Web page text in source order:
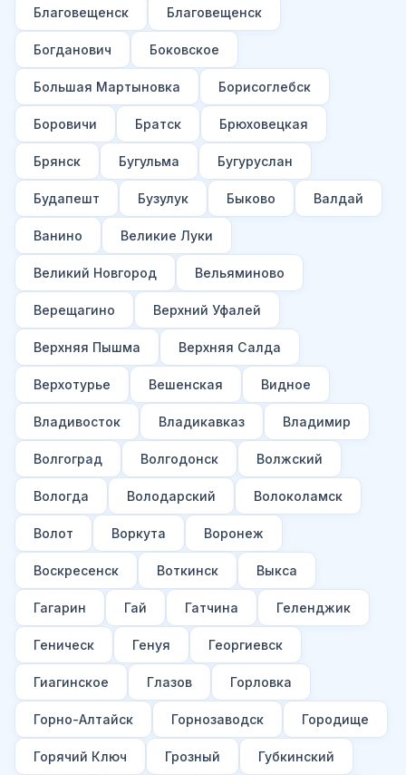
Благовещенск Благовещенск
Богданович Боковское
Большая Мартыновка Борисоглебск
Боровичи Братск Брюховецкая
Брянск Бугульма Бугуруслан
Будапешт Бузулук Быково Валдай
Ванино Великие Луки
Великий Новгород Вельяминово
Верещагино Верхний Уфалей
Верхняя Пышма Верхняя Салда
Верхотурье Вешенская Видное
Владивосток Владикавказ Владимир
Волгоград Волгодонск Волжский
Вологда Володарский Волоколамск
Волот Воркута Воронеж
Воскресенск Воткинск Выкса
Гагарин Гай Гатчина Геленджик
Геническ Генуя Георгиевск
Гиагинское Глазов Горловка
Горно-Алтайск Горнозаводск Городище
Горячий Ключ Грозный Губкинский